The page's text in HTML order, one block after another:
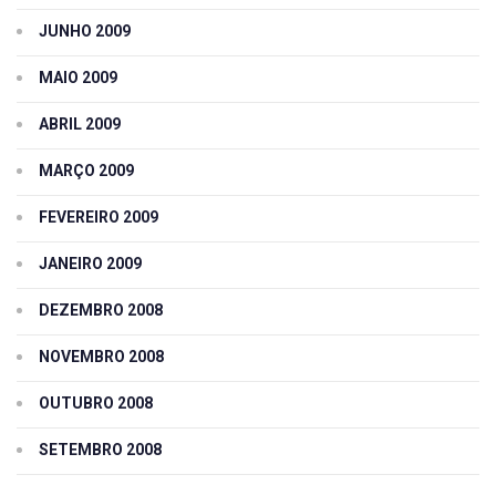
JUNHO 2009
MAIO 2009
ABRIL 2009
MARÇO 2009
FEVEREIRO 2009
JANEIRO 2009
DEZEMBRO 2008
NOVEMBRO 2008
OUTUBRO 2008
SETEMBRO 2008